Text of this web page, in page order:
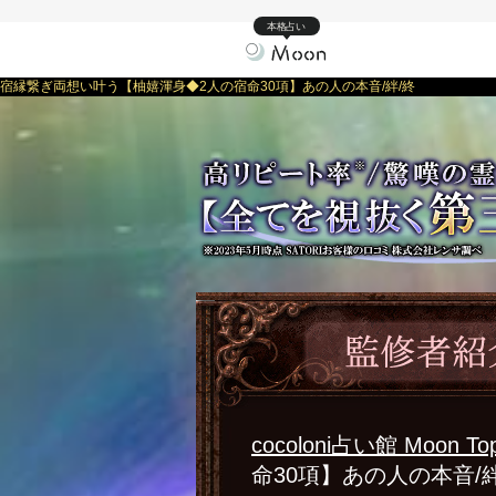
本格占い
宿縁繋ぎ両想い叶う【柚嬉渾身◆2人の宿命30項】あの人の本音/絆/終
cocoloni占い館 Moon
命30項】あの人の本音/